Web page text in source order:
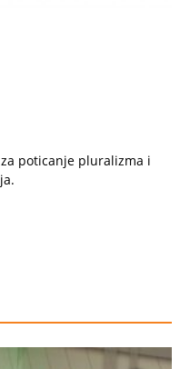
poticanje pluralizma i